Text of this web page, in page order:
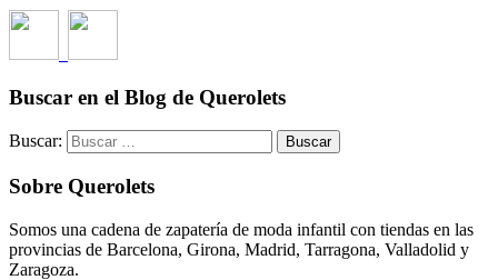
Buscar en el Blog de Querolets
Buscar:
Sobre Querolets
Somos una cadena de zapatería de moda infantil con tiendas en las
provincias de Barcelona, Girona, Madrid, Tarragona, Valladolid y
Zaragoza.